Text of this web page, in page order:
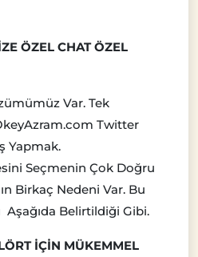
ÖZEL CHAT ÖZEL
Var. Tek
Twitter
Yapmak.
Seçmenin Çok Doğru
Birkaç Nedeni Var. Bu
Aşağıda Belirtildiği Gibi.
İÇİN MÜKEMMEL